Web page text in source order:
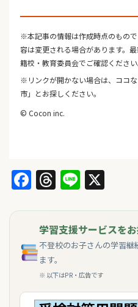
※本記事の情報は作成時点のもの
容は変更される場合があります。
籍校・教育委員会でご確認ください
※リンクが開かない場合は、ココ
市」とお探しください。
© Cocon inc.
Facebook
Threads
Line
学習支援サービスを
不登校のお子さんの学習
ます。
※ 以下はPR・広告です